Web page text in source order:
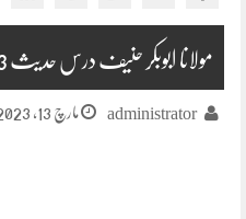
مولانا ابوبکر حنیف درس حدیث 2023-03-13
administrator مارچ 13, 2023